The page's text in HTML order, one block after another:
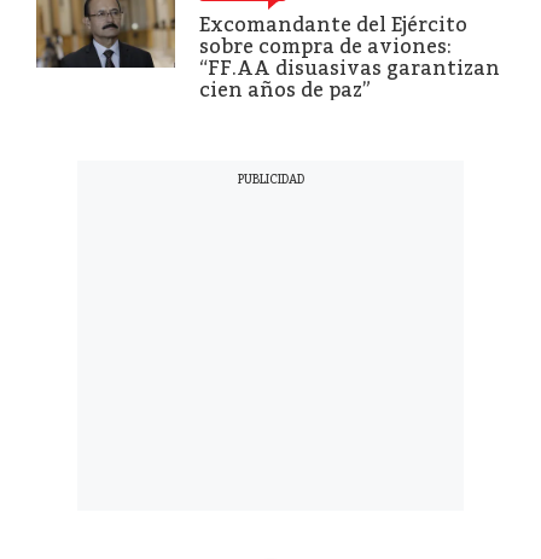
Excomandante del Ejército
sobre compra de aviones:
“FF.AA disuasivas garantizan
cien años de paz”